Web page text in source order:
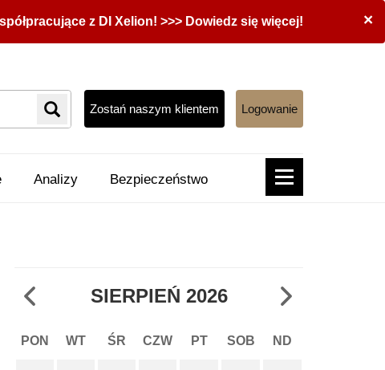
×
z DI Xelion! >>> Dowiedz się więcej!
Zostań naszym klientem Logowanie
Analizy Bezpieczeństwo
SIERPIEŃ 2026
PON WT ŚR CZW PT SOB ND